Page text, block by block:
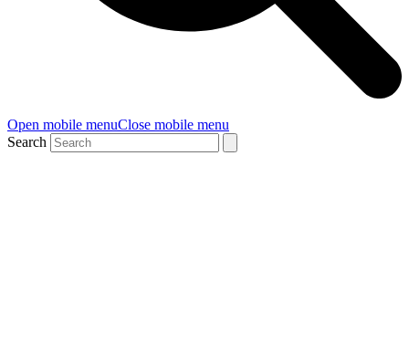
Open mobile menuClose mobile menu
Search